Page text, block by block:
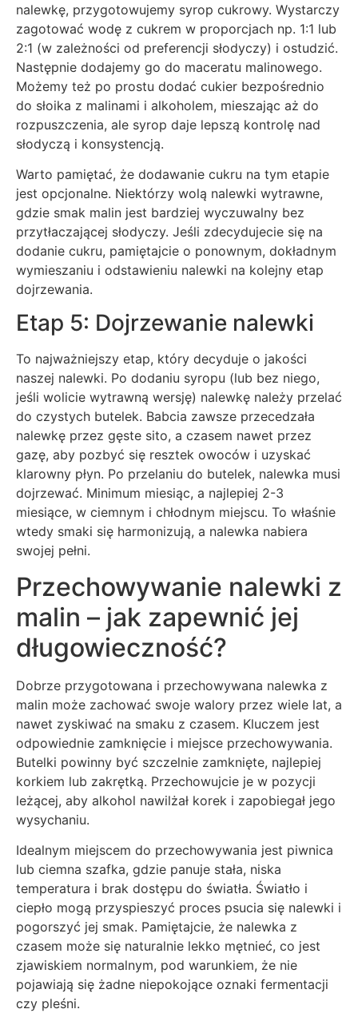
nalewkę, przygotowujemy syrop cukrowy. Wystarczy
zagotować wodę z cukrem w proporcjach np. 1:1 lub
2:1 (w zależności od preferencji słodyczy) i ostudzić.
Następnie dodajemy go do maceratu malinowego.
Możemy też po prostu dodać cukier bezpośrednio
do słoika z malinami i alkoholem, mieszając aż do
rozpuszczenia, ale syrop daje lepszą kontrolę nad
słodyczą i konsystencją.
Warto pamiętać, że dodawanie cukru na tym etapie
jest opcjonalne. Niektórzy wolą nalewki wytrawne,
gdzie smak malin jest bardziej wyczuwalny bez
przytłaczającej słodyczy. Jeśli zdecydujecie się na
dodanie cukru, pamiętajcie o ponownym, dokładnym
wymieszaniu i odstawieniu nalewki na kolejny etap
dojrzewania.
Etap 5: Dojrzewanie nalewki
To najważniejszy etap, który decyduje o jakości
naszej nalewki. Po dodaniu syropu (lub bez niego,
jeśli wolicie wytrawną wersję) nalewkę należy przelać
do czystych butelek. Babcia zawsze przecedzała
nalewkę przez gęste sito, a czasem nawet przez
gazę, aby pozbyć się resztek owoców i uzyskać
klarowny płyn. Po przelaniu do butelek, nalewka musi
dojrzewać. Minimum miesiąc, a najlepiej 2-3
miesiące, w ciemnym i chłodnym miejscu. To właśnie
wtedy smaki się harmonizują, a nalewka nabiera
swojej pełni.
Przechowywanie nalewki z
malin – jak zapewnić jej
długowieczność?
Dobrze przygotowana i przechowywana nalewka z
malin może zachować swoje walory przez wiele lat, a
nawet zyskiwać na smaku z czasem. Kluczem jest
odpowiednie zamknięcie i miejsce przechowywania.
Butelki powinny być szczelnie zamknięte, najlepiej
korkiem lub zakrętką. Przechowujcie je w pozycji
leżącej, aby alkohol nawilżał korek i zapobiegał jego
wysychaniu.
Idealnym miejscem do przechowywania jest piwnica
lub ciemna szafka, gdzie panuje stała, niska
temperatura i brak dostępu do światła. Światło i
ciepło mogą przyspieszyć proces psucia się nalewki i
pogorszyć jej smak. Pamiętajcie, że nalewka z
czasem może się naturalnie lekko mętnieć, co jest
zjawiskiem normalnym, pod warunkiem, że nie
pojawiają się żadne niepokojące oznaki fermentacji
czy pleśni.